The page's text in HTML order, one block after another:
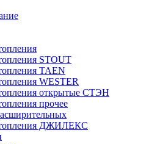
STOUT
TAEN
WESTER
открытые СТЭН
прочее
ДЖИЛЕКС